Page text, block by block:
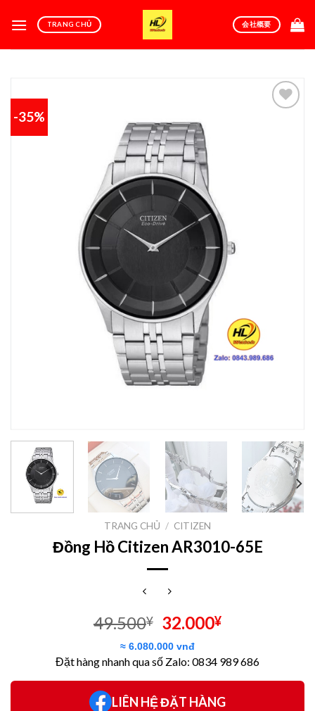
TRANG CHỦ 会社概要
-35%
TRANG CHỦ / CITIZEN
Đồng Hồ Citizen AR3010-65E
49.500¥ Giá
gốc
là:
49.500¥.
32.000¥Giá
tại
là:
≈ 6.080.000 vnđ
Đặt hàng nhanh qua số Zalo: 0834 989 686
LIÊN HỆ ĐẶT HÀNG